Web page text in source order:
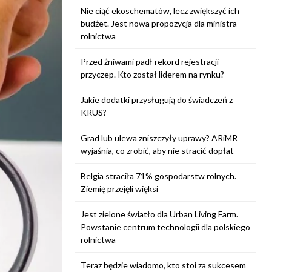
Nie ciąć ekoschematów, lecz zwiększyć ich
budżet. Jest nowa propozycja dla ministra
rolnictwa
Przed żniwami padł rekord rejestracji
przyczep. Kto został liderem na rynku?
Jakie dodatki przysługują do świadczeń z
KRUS?
Grad lub ulewa zniszczyły uprawy? ARiMR
wyjaśnia, co zrobić, aby nie stracić dopłat
Belgia straciła 71% gospodarstw rolnych.
Ziemię przejęli więksi
Jest zielone światło dla Urban Living Farm.
Powstanie centrum technologii dla polskiego
rolnictwa
Teraz będzie wiadomo, kto stoi za sukcesem